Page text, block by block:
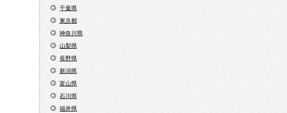
千葉県
東京都
神奈川県
山梨県
長野県
新潟県
富山県
石川県
福井県